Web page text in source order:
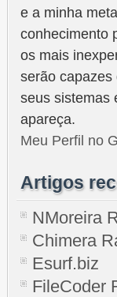
e a minha
conhecimento
os mais
serão capazes
seus sistemas
apareça.
Meu Perfil no
Artigos
NMoreira
Chimera
Esurf.biz
FileCoder